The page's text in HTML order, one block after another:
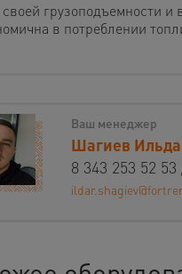
грузоподъемности и
в потреблении
Ваш менеджер
Шагиев
8 343 253 52